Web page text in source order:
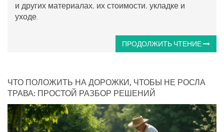
и других материалах, их стоимости, укладке и
уходе.
ПРОДОЛЖИТЬ ЧТЕНИЕ
ЧТО ПОЛОЖИТЬ НА ДОРОЖКИ, ЧТОБЫ НЕ РОСЛА
ТРАВА: ПРОСТОЙ РАЗБОР РЕШЕНИЙ